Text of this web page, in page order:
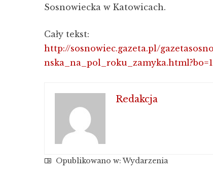
Sosnowiecka w Katowicach.
Cały tekst:
http://sosnowiec.gazeta.pl/
nska_na_pol_roku_zamyka.html?bo=1
Redakcja
Opublikowano w:Wydarzenia